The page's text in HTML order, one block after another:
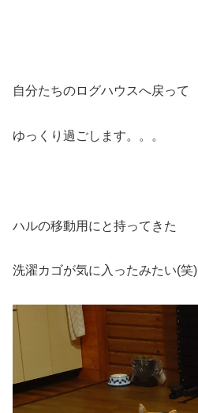
自分たちのログハウスへ戻って
ゆっくり過ごします。。。
ハルの移動用にと持ってきた
洗濯カゴが気に入ったみたい(笑)